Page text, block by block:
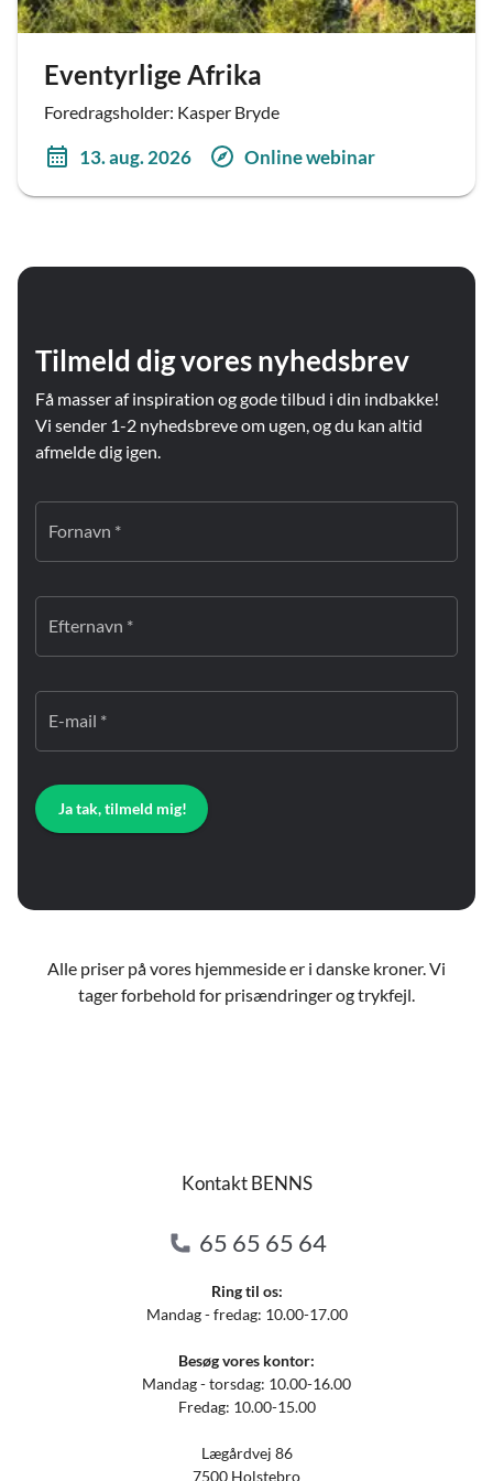
Eventyrlige Afrika
Foredragsholder: Kasper Bryde
13. aug. 2026 Online webinar
Tilmeld dig vores nyhedsbrev
Få masser af inspiration og gode tilbud i din indbakke!
Vi sender 1-2 nyhedsbreve om ugen, og du kan altid
afmelde dig igen.
Fornavn *
Efternavn *
E-mail *
Ja tak, tilmeld mig!
Alle priser på vores hjemmeside er i danske kroner. Vi
tager forbehold for prisændringer og trykfejl.
Kontakt BENNS
65 65 65 64
Ring til os:
Mandag - fredag: 10.00-17.00
Besøg vores kontor:
Mandag - torsdag: 10.00-16.00
Fredag: 10.00-15.00
Lægårdvej 86
7500 Holstebro